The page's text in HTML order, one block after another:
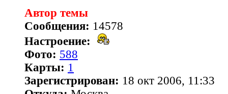
Автор темы
Сообщения: 14578
Настроение:
Фото: 588
Карты: 1
Зарегистрирован: 18 окт 2006, 11:33